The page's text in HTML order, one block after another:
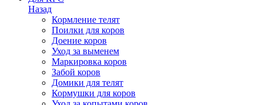
Назад
Кормление телят
Поилки для коров
Доение коров
Уход за выменем
Маркировка коров
Забой коров
Домики для телят
Кормушки для коров